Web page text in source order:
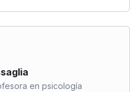
en psicología